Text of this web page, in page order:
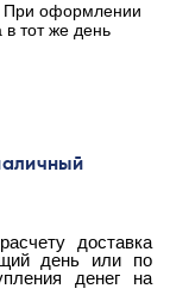
При оформлении
в тот же день
доставка
день или по
денег на